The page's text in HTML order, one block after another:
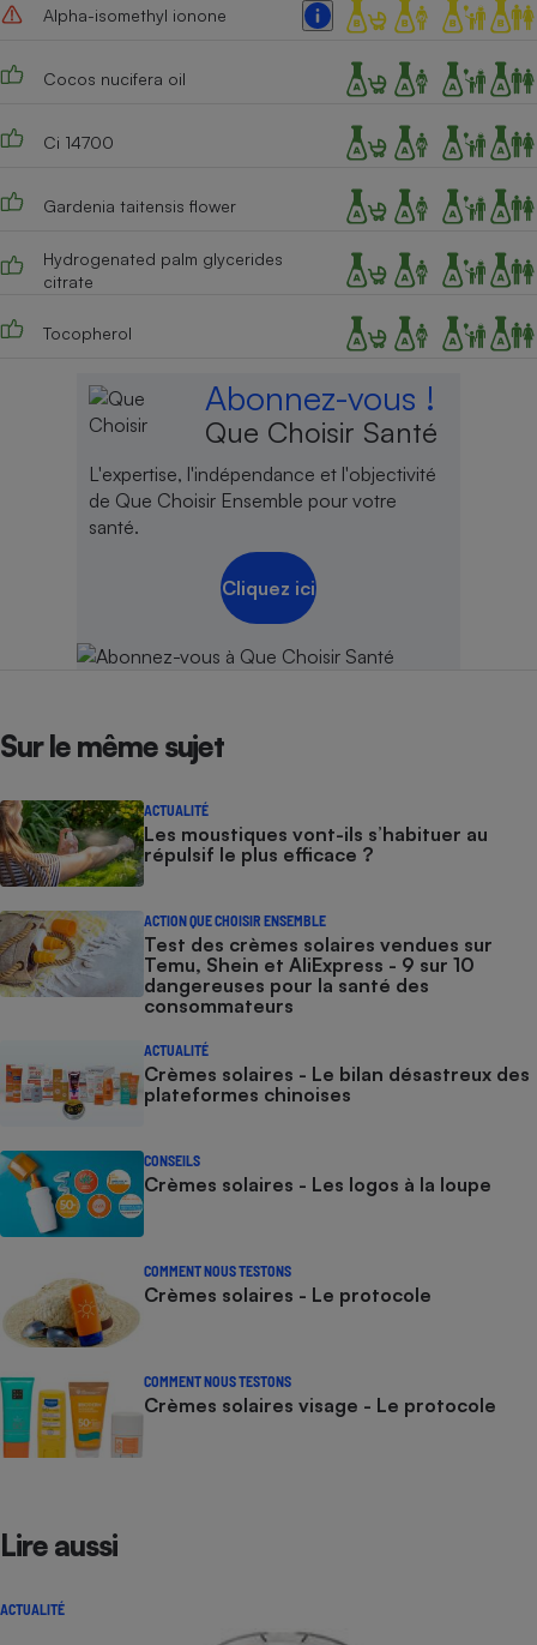
Alpha-isomethyl ionone
Cocos nucifera oil
Ci 14700
Gardenia taitensis flower
Hydrogenated palm glycerides
citrate
Tocopherol
Abonnez-vous !
Que Choisir Santé
L'expertise, l'indépendance et l'objectivité
de Que Choisir Ensemble pour votre
santé.
Cliquez ici
Sur le même sujet
ACTUALITÉ
Les moustiques vont-ils s’habituer au
répulsif le plus efficace ?
ACTION QUE CHOISIR ENSEMBLE
Test des crèmes solaires vendues sur
Temu, Shein et AliExpress - 9 sur 10
dangereuses pour la santé des
consommateurs
ACTUALITÉ
Crèmes solaires - Le bilan désastreux des
plateformes chinoises
CONSEILS
Crèmes solaires - Les logos à la loupe
COMMENT NOUS TESTONS
Crèmes solaires - Le protocole
COMMENT NOUS TESTONS
Crèmes solaires visage - Le protocole
Lire aussi
ACTUALITÉ